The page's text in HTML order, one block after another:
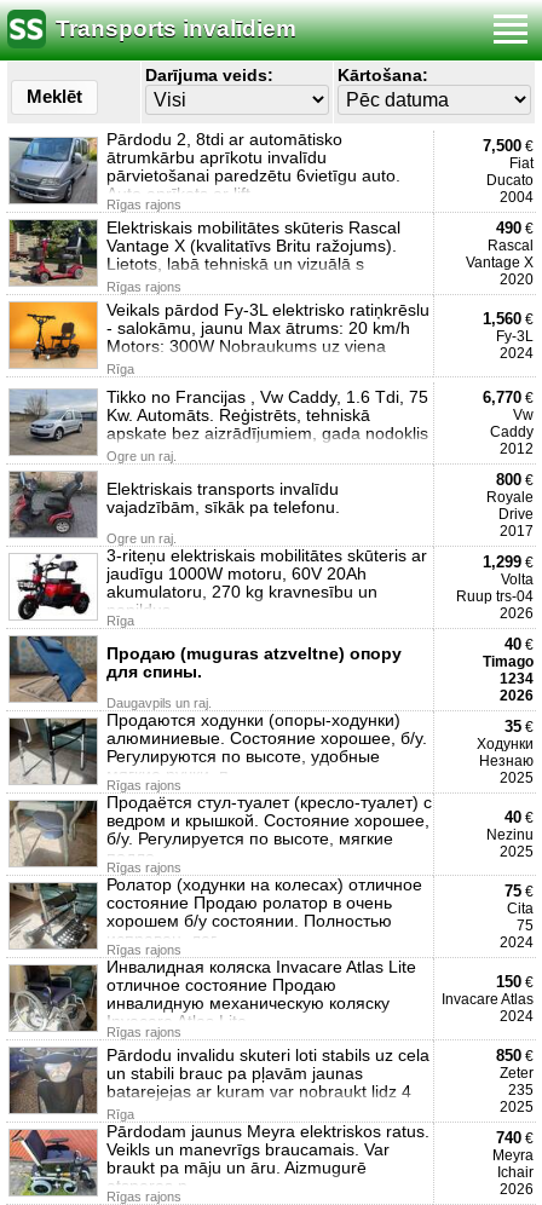
Transports invalīdiem
Meklēt
Darījuma veids: Kārtošana:
Pārdodu 2, 8tdi ar automātisko
ātrumkārbu aprīkotu invalīdu
pārvietošanai paredzētu 6vietīgu auto.
Auto aprīkots ar lift
Rīgas rajons
7,500 €
Fiat
Ducato
2004
Elektriskais mobilitātes skūteris Rascal
Vantage X (kvalitatīvs Britu ražojums).
Lietots, labā tehniskā un vizuālā s
Rīgas rajons
490 €
Rascal
Vantage X
2020
Veikals pārdod Fy-3L elektrisko ratiņkrēslu
- salokāmu, jaunu Max ātrums: 20 km/h
Motors: 300W Nobraukums uz viena
Rīga
1,560 €
Fy-3L
2024
Tikko no Francijas , Vw Caddy, 1.6 Tdi, 75
Kw. Automāts. Reģistrēts, tehniskā
apskate bez aizrādījumiem, gada nodoklis
Ogre un raj.
6,770 €
Vw
Caddy
2012
Elektriskais transports invalīdu
vajadzībām, sīkāk pa telefonu.
Ogre un raj.
800 €
Royale
Drive
2017
3-riteņu elektriskais mobilitātes skūteris ar
jaudīgu 1000W motoru, 60V 20Ah
akumulatoru, 270 kg kravnesību un
papildus
Rīga
1,299 €
Volta
Ruup trs-04
2026
Продаю (muguras atzveltne) опору
для спины.
Daugavpils un raj.
40 €
Timago
1234
2026
Продаются ходунки (опоры-ходунки)
алюминиевые. Состояние хорошее, б/у.
Регулируются по высоте, удобные
мягкие ручки, п
Rīgas rajons
35 €
Ходунки
Незнаю
2025
Продаётся стул-туалет (кресло-туалет) с
ведром и крышкой. Состояние хорошее,
б/у. Регулируется по высоте, мягкие
подло
Rīgas rajons
40 €
Nezinu
2025
Ролатор (ходунки на колесах) отличное
состояние Продаю ролатор в очень
хорошем б/у состоянии. Полностью
исправен, лег
Rīgas rajons
75 €
Cita
75
2024
Инвалидная коляска Invacare Atlas Lite
отличное состояние Продаю
инвалидную механическую коляску
Invacare Atlas Lite.
Rīgas rajons
150 €
Invacare Atlas
2024
Pārdodu invalidu skuteri loti stabils uz cela
un stabili brauc pa pļavām jaunas
batarejejas ar kuram var nobraukt lidz 4
Rīga
850 €
Zeter
235
2025
Pārdodam jaunus Meyra elektriskos ratus.
Veikls un manevrīgs braucamais. Var
braukt pa māju un āru. Aizmugurē
atsperes p
Rīgas rajons
740 €
Meyra
Ichair
2026